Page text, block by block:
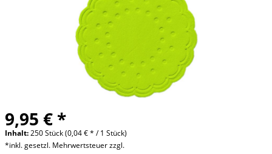
9,95 € *
Inhalt:250 Stück (0,04 € * / 1 Stück)
*inkl. gesetzl. Mehrwertsteuer zzgl.